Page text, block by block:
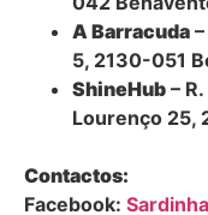
A Barracuda
5, 2130-051
ShineHub –
Lourenço 25,
Contactos:
Facebook: